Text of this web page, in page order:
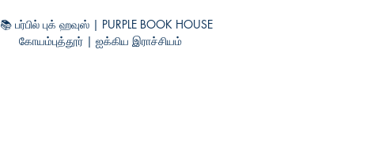
📚பர்பில் புக் ஹவுஸ் | PURPLE BOOK HOUSE
கோயம்புத்தூர் | ஐக்கிய இராச்சியம்